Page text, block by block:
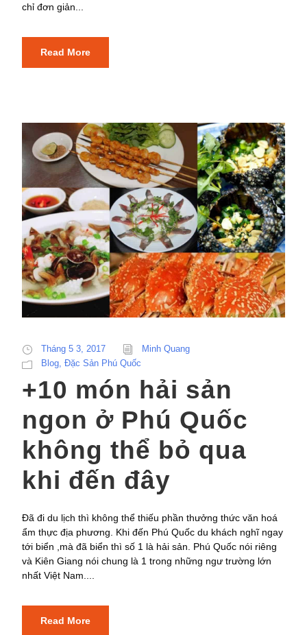
chỉ đơn giản...
Read More
Tháng 5 3, 2017
Minh Quang
Blog, Đặc Sản Phú Quốc
+10 món hải sản
ngon ở Phú Quốc
không thể bỏ qua
khi đến đây
Đã đi du lịch thì không thể thiếu phần thưởng thức văn hoá
ẩm thực địa phương. Khi đến Phú Quốc du khách nghĩ ngay
tới biển ,mà đã biển thì số 1 là hải sản. Phú Quốc nói riêng
và Kiên Giang nói chung là 1 trong những ngư trường lớn
nhất Việt Nam....
Read More